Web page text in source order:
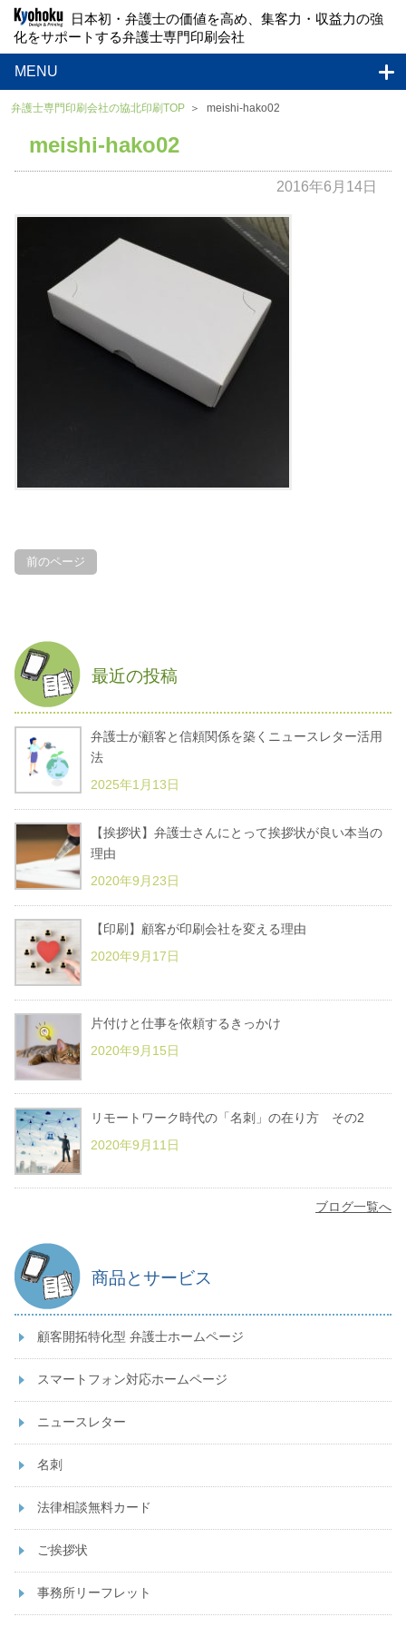
日本初・弁護士の価値を高め、集客力・収益力の強
化をサポートする弁護士専門印刷会社
MENU
弁護士専門印刷会社の協北印刷TOP meishi-hako02
meishi-hako02
2016年6月14日
前のページ
最近の投稿
弁護士が顧客と信頼関係を築くニュースレター活用
法
2025年1月13日
【挨拶状】弁護士さんにとって挨拶状が良い本当の
理由
2020年9月23日
【印刷】顧客が印刷会社を変える理由
2020年9月17日
片付けと仕事を依頼するきっかけ
2020年9月15日
リモートワーク時代の「名刺」の在り方 その2
2020年9月11日
ブログ一覧へ
商品とサービス
顧客開拓特化型 弁護士ホームページ
スマートフォン対応ホームページ
ニュースレター
名刺
法律相談無料カード
ご挨拶状
事務所リーフレット